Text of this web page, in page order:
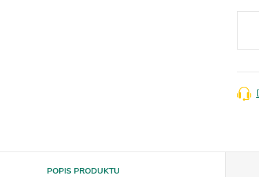
POPIS PRODUKTU